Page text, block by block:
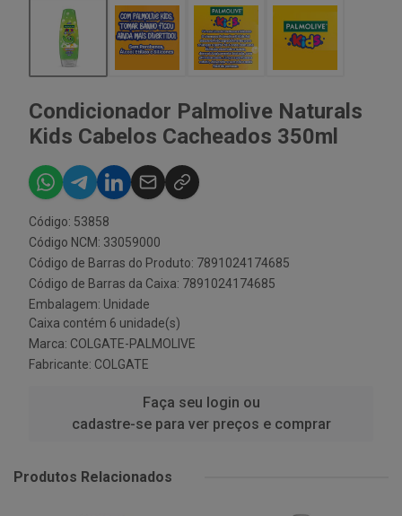
Condicionador Palmolive Naturals
Kids Cabelos Cacheados 350ml
Código: 53858
Código NCM: 33059000
Código de Barras do Produto: 7891024174685
Código de Barras da Caixa: 7891024174685
Embalagem: Unidade
Caixa contém 6 unidade(s)
Marca: COLGATE-PALMOLIVE
Fabricante: COLGATE
Faça seu login ou
cadastre-se para ver preços e comprar
Produtos Relacionados